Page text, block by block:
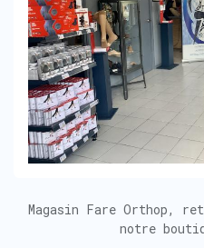
Magasin Fare Orthop,
notre